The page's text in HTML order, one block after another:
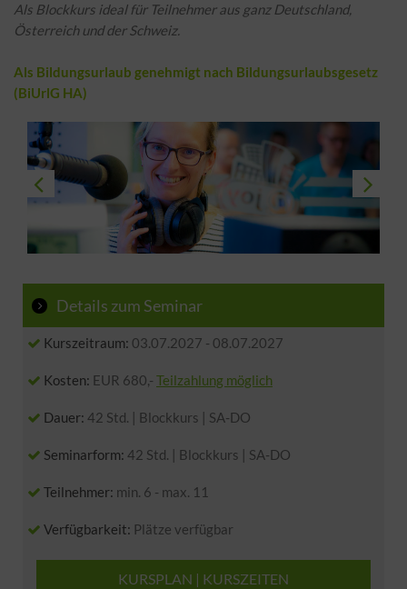
Als Blockkurs ideal für Teilnehmer aus ganz Deutschland,
Österreich und der Schweiz.
Als Bildungsurlaub genehmigt nach Bildungsurlaubsgesetz
(BiUrlG HA)
Details zum Seminar
Kurszeitraum: 03.07.2027 - 08.07.2027
Kosten: EUR 680,- Teilzahlung möglich
Dauer: 42 Std. | Blockkurs | SA-DO
Seminarform: 42 Std. | Blockkurs | SA-DO
Teilnehmer: min. 6 - max. 11
Verfügbarkeit: Plätze verfügbar
KURSPLAN | KURSZEITEN